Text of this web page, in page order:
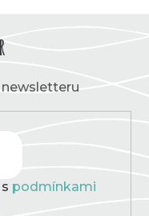
podmínkami